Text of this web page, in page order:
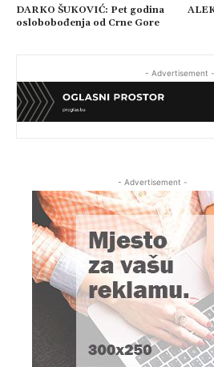
DARKO ŠUKOVIĆ: Pet godina
oslobobođenja od Crne Gore
- Advertisement -
- Advertisement -